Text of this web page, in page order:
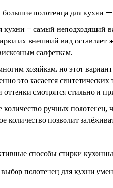
полотенца для кухни
кухни – самый неподходящий
их внешний вид
салфеткам.
хозяйкам, но этот
это касается
смотрятся стильно и
ручных полотенец,
позволит
полотенец для кухни